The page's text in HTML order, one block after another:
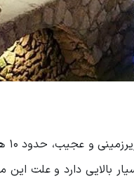
بالایی دارد و علت این